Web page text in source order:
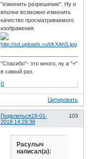
"изменить разрешение". Ну и
вполне возможно изменить
качество просматриваемого
изображения.
"Спасибо"- это много, ну а "+"
в самый раз.
0
Цитировать
Поделиться 103
19-01-
2018 14:29:38
Расулыч
написал(а):